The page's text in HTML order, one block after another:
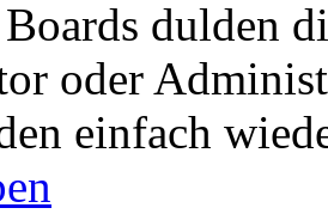
dulden
oder
einfach